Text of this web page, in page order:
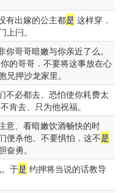
有出嫁的公主都是 这样穿．
闩。
哥哥暗嫩与你亲近了么。
你的哥哥．不要将这事放在心
押沙龙家里。
不必都去、恐怕使你耗费太
不肯去、只为他祝福。
意、看暗嫩饮酒畅快的时
便杀他、不要惧怕．这不是
勇。
于是 约押将当说的话教导